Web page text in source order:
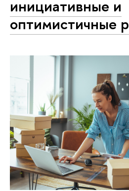
инициативные и
оптимистичные